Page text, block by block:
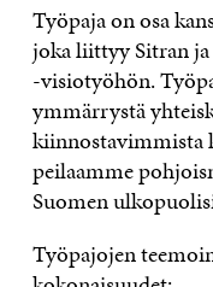
Työpaja on osa
joka liittyy Sitran
-visiotyöhön.
ymmärrystä
kiinnostavimmista
peilaamme
Suomen
Työpajojen